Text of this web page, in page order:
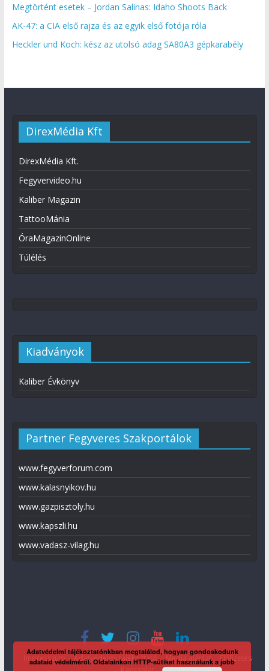
Megtörtént esetek – Jordan Salinas: Idaho Shoots Back
AK-47: a CIA első rajza és az egyik első fotója róla
Heckler und Koch: kész az utolsó adag SA80A3 gépkarabély
DirexMédia Kft
DirexMédia Kft.
Fegyvervideo.hu
Kaliber Magazin
TattooMánia
ÓraMagazinOnline
Túlélés
Kiadványok
Kaliber Évkönyv
Partner Fegyveres Szakportálok
www.fegyverforum.com
www.kalasnyikov.hu
www.gazpisztoly.hu
www.kapszli.hu
www.vadasz-vilag.hu
Impresszum Adatvédelmi tájékoztató Média ajánlat
Előfizetés
Adatvédelmi tájékoztatónkban megtalálod, hogyan gondoskodunk
adataid védelméről. Oldalainkon HTTP-sütiket használunk a jobb